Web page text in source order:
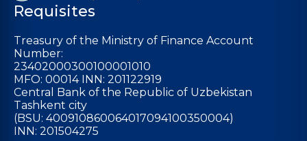
Requisites
Treasury of the Ministry of Finance Account
Number:
23402000300100001010
MFO: 00014 INN: 201122919
Central Bank of the Republic of Uzbekistan
Tashkent city
(BSU: 400910860064017094100350004)
INN: 201504275